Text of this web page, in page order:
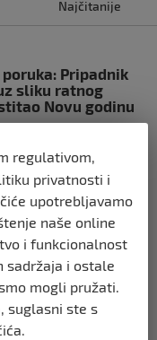
Najčitanije
poruka: Pripadnik
sliku ratnog
Novu godinu
Najmanje 20 ljudi
u blizini groba
Evo šta su
regulativom,
privatnosti i
upotrebljavamo
naše online
i funkcionalnost
sadržaja i ostale
mogli pružati.
suglasni ste s